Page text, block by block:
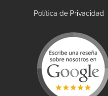
Política de Privacidad